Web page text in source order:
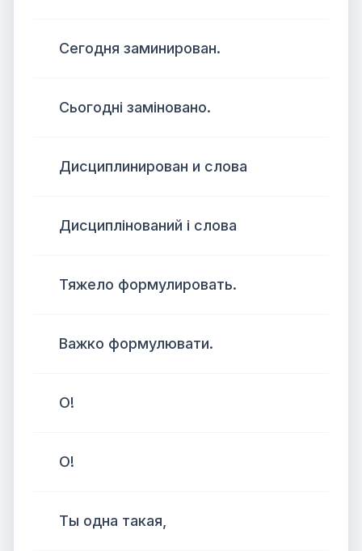
Сегодня заминирован.
Сьогодні заміновано.
Дисциплинирован и слова
Дисциплінований і слова
Тяжело формулировать.
Важко формулювати.
О!
О!
Ты одна такая,